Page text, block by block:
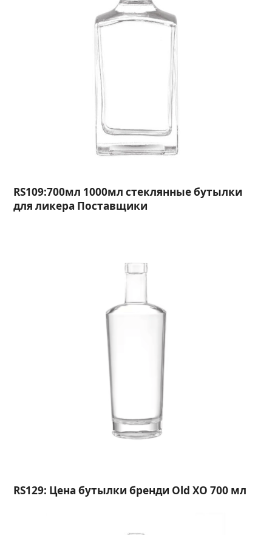
RS109:700мл 1000мл стеклянные бутылки
для ликера Поставщики
RS129: Цена бутылки бренди Old XO 700 мл